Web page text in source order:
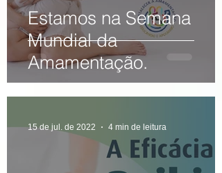
Estamos na Semana
Mundial da
Amamentação.
15 de jul. de 2022 4 min de leitura